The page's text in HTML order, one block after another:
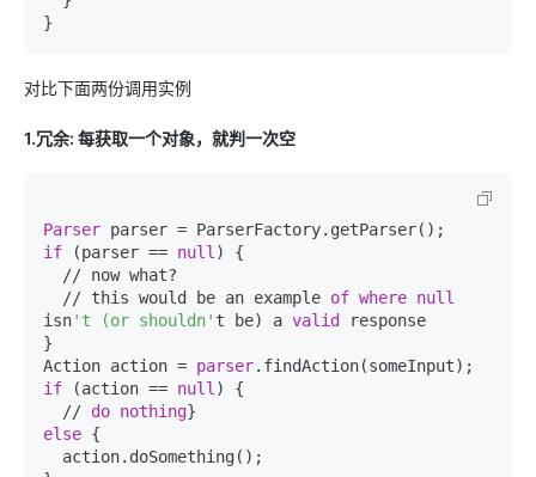
}
对比下面两份调用实例
1.冗余: 每获取一个对象，就判一次空
Parser
if (parser == null ) {
  // this would be an example
of where null
isn't (or shouldn' t be) a valid
response
}
Action action = parser
if (action == null ) {
  //
do nothing
else {